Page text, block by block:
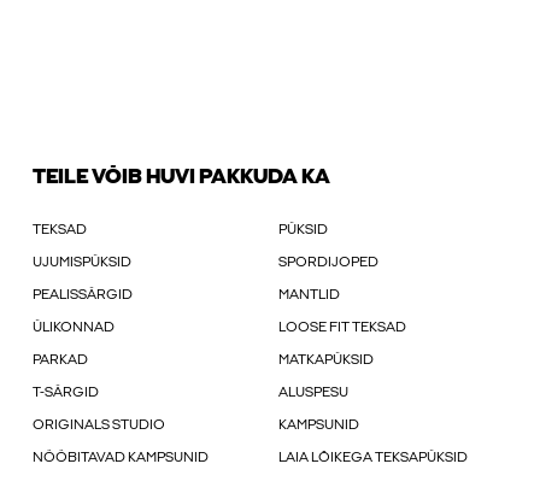
TEILE VÕIB HUVI PAKKUDA KA
TEKSAD PÜKSID
UJUMISPÜKSID SPORDIJOPED
PEALISSÄRGID MANTLID
ÜLIKONNAD LOOSE FIT TEKSAD
PARKAD MATKAPÜKSID
T-SÄRGID ALUSPESU
ORIGINALS STUDIO KAMPSUNID
NÖÖBITAVAD KAMPSUNID LAIA LÕIKEGA TEKSAPÜKSID